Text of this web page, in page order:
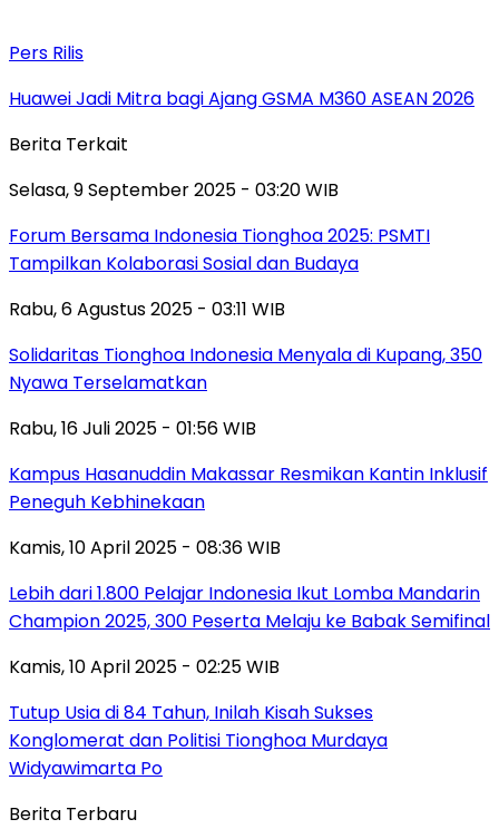
Pers Rilis
Huawei Jadi Mitra bagi Ajang GSMA M360 ASEAN 2026
Berita Terkait
Selasa, 9 September 2025 - 03:20 WIB
Forum Bersama Indonesia Tionghoa 2025: PSMTI
Tampilkan Kolaborasi Sosial dan Budaya
Rabu, 6 Agustus 2025 - 03:11 WIB
Solidaritas Tionghoa Indonesia Menyala di Kupang, 350
Nyawa Terselamatkan
Rabu, 16 Juli 2025 - 01:56 WIB
Kampus Hasanuddin Makassar Resmikan Kantin Inklusif
Peneguh Kebhinekaan
Kamis, 10 April 2025 - 08:36 WIB
Lebih dari 1.800 Pelajar Indonesia Ikut Lomba Mandarin
Champion 2025, 300 Peserta Melaju ke Babak Semifinal
Kamis, 10 April 2025 - 02:25 WIB
Tutup Usia di 84 Tahun, Inilah Kisah Sukses
Konglomerat dan Politisi Tionghoa Murdaya
Widyawimarta Po
Berita Terbaru